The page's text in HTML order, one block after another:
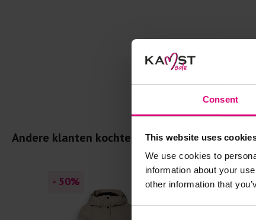
Consent
This website uses
We use cookies to
information about your
other information that
Andere klanten kochten dit ook
- 50% - 50 %